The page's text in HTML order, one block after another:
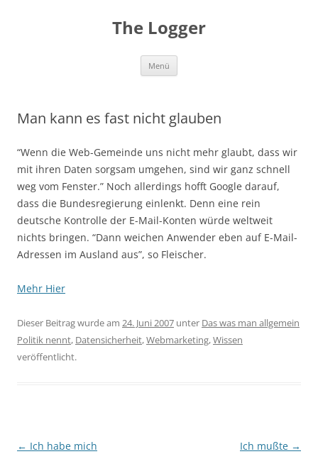
The Logger
Menü
Man kann es fast nicht glauben
“Wenn die Web-Gemeinde uns nicht mehr glaubt, dass wir
mit ihren Daten sorgsam umgehen, sind wir ganz schnell
weg vom Fenster.” Noch allerdings hofft Google darauf,
dass die Bundesregierung einlenkt. Denn eine rein
deutsche Kontrolle der E-Mail-Konten würde weltweit
nichts bringen. “Dann weichen Anwender eben auf E-Mail-
Adressen im Ausland aus”, so Fleischer.
Mehr Hier
Dieser Beitrag wurde am 24. Juni 2007 unter Das was man allgemein
Politik nennt, Datensicherheit,Webmarketing,Wissen
veröffentlicht.
Beitragsnavigation
← Ich habe mich Ich mußte →